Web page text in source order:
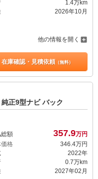
1.4万km
2026年10月
他の情報を開く
在庫確認・見積依頼（無料）
正9型ナビ バック
額 357.9万円
格
346.4万円
2022年
0.7万km
2027年02月